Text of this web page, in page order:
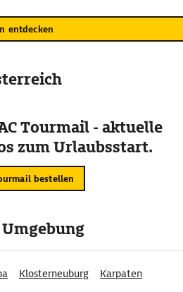
entdecken
Tourmail - aktuelle
zum Urlaubsstart.
bestellen
Klosterneuburg
Karpaten